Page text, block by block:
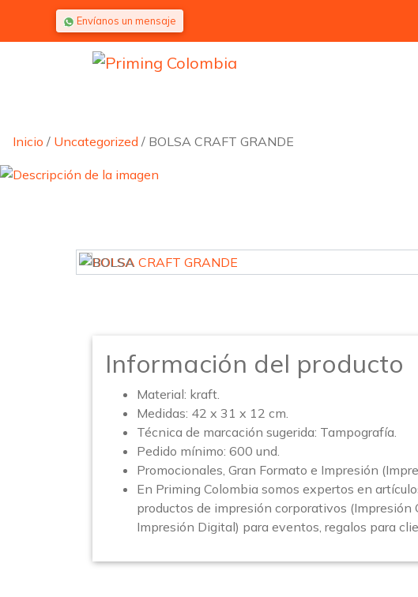
Saltar al contenido
Envíanos un mensaje
Inicio / Uncategorized / BOLSA CRAFT GRANDE
Información del producto
Material: kraft.
Medidas: 42 x 31 x 12 cm.
Técnica de marcación sugerida: Tampografía.
Pedido mínimo: 600 und.
Promocionales, Gran Formato e Impresión
En Priming Colombia somos expertos en
productos de impresión corporativos (Impresión
Impresión Digital) para eventos, regalos para